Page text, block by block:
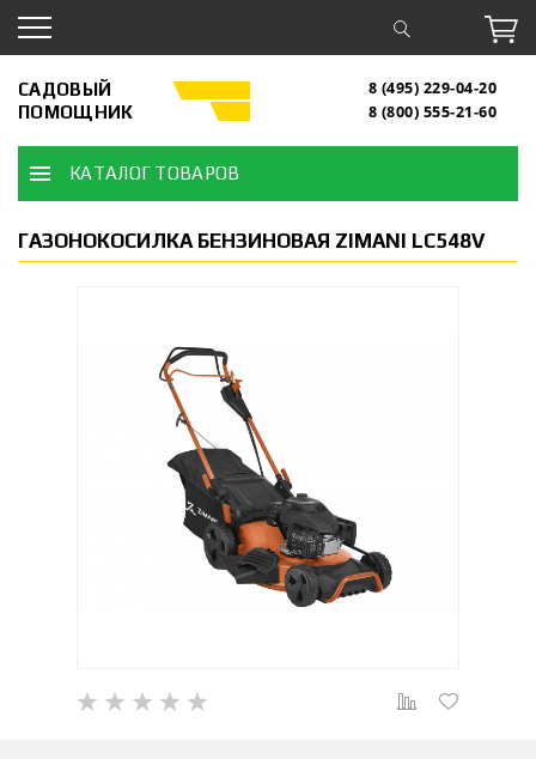
САДОВЫЙ
ПОМОЩНИК
8 (495) 229-04-20
8 (800) 555-21-60
КАТАЛОГ ТОВАРОВ
ГАЗОНОКОСИЛКА БЕНЗИНОВАЯ ZIMANI LC548V